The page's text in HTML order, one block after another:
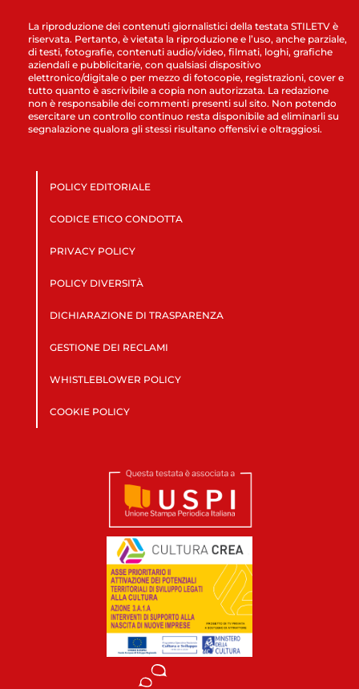
La riproduzione dei contenuti giornalistici della testata STILETV è
riservata. Pertanto, è vietata la riproduzione e l’uso, anche parziale,
di testi, fotografie, contenuti audio/video, filmati, loghi, grafiche
aziendali e pubblicitarie, con qualsiasi dispositivo
elettronico/digitale o per mezzo di fotocopie, registrazioni, cover e
tutto quanto è ascrivibile a copia non autorizzata. La redazione
non è responsabile dei commenti presenti sul sito. Non potendo
esercitare un controllo continuo resta disponibile ad eliminarli su
segnalazione qualora gli stessi risultano offensivi e oltraggiosi.
POLICY EDITORIALE
CODICE ETICO CONDOTTA
PRIVACY POLICY
POLICY DIVERSITÀ
DICHIARAZIONE DI TRASPARENZA
GESTIONE DEI RECLAMI
WHISTLEBLOWER POLICY
COOKIE POLICY